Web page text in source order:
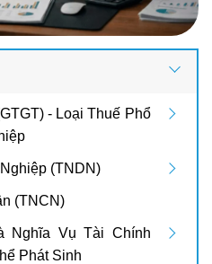
- Loại Thuế Phổ
(TNDN)
(TNCN)
Nghĩa Vụ Tài Chính
Phát Sinh